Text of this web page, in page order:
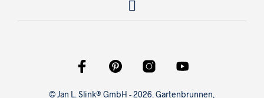
© Jan L. Slink® GmbH - 2026. Gartenbrunnen,